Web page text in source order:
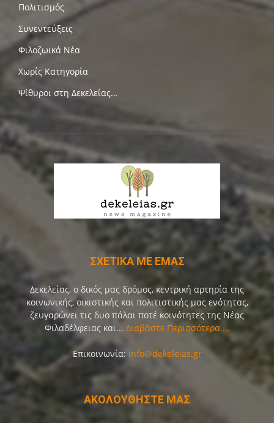
Πολιτισμός
Συνεντεύξεις
Φιλοζωικά Νέα
Χωρίς Κατηγορία
Ψίθυροι στη Δεκελείας…
ΣΧΕΤΙΚΑ ΜΕ ΕΜΑΣ
Δεκελείας, ο δικός μας δρόμος, κεντρική αρτηρία της
κοινωνικής, οικιστικής και πολιτιστικής μας ενότητας,
ζευγαρώνει τις δυο πάλαι ποτέ κοινότητες της Νέας
Φιλαδέλφειας και... Διαβάστε Περισσότερα ...
Επικοινωνία: info@dekeleias.gr
ΑΚΟΛΟΥΘΗΣΤΕ ΜΑΣ